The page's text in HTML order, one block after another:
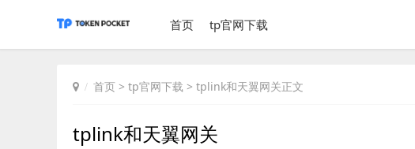
首页 tp官网下载
首页 > tp官网下载 > tplink和天翼网关正文
tplink和天翼网关